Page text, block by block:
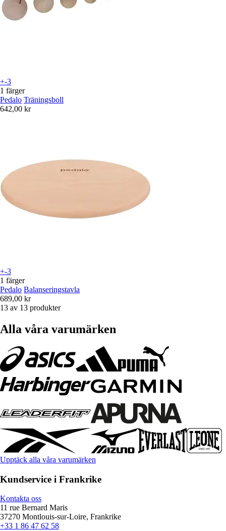
+-3
1 färger
Pedalo Träningsboll
642,00 kr
+-3
1 färger
Pedalo Balanseringstavla
689,00 kr
13 av 13 produkter
Alla våra varumärken
Upptäck alla våra varumärken
Kundservice i Frankrike
Kontakta oss
11 rue Bernard Maris
37270 Montlouis-sur-Loire, Frankrike
+33 1 86 47 62 58